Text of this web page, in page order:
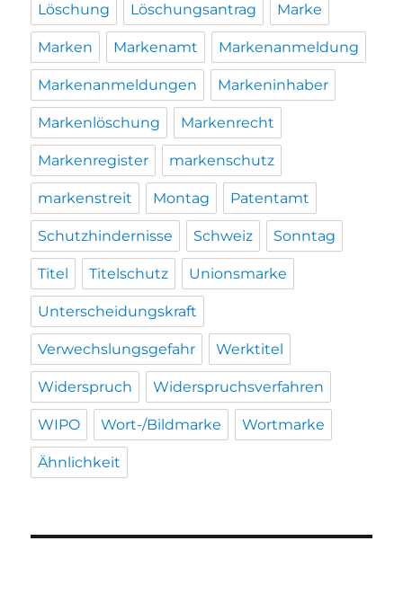
Löschung Löschungsantrag Marke
Marken Markenamt Markenanmeldung
Markenanmeldungen Markeninhaber
Markenlöschung Markenrecht
Markenregister markenschutz
markenstreit Montag Patentamt
Schutzhindernisse Schweiz Sonntag
Titel Titelschutz Unionsmarke
Unterscheidungskraft
Verwechslungsgefahr Werktitel
Widerspruch Widerspruchsverfahren
WIPO Wort-/Bildmarke Wortmarke
Ähnlichkeit